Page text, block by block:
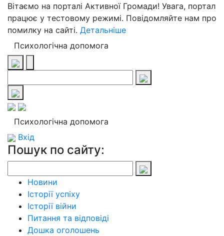
Вітаємо на порталі Активної Громади! Увага, портал
працює у тестовому режимі. Повідомляйте нам про
помилку на сайті. Детальніше
Психологічна допомога
Психологічна допомога
Вхід
Пошук по сайту:
Новини
Історії успіху
Історії війни
Питання та відповіді
Дошка оголошень